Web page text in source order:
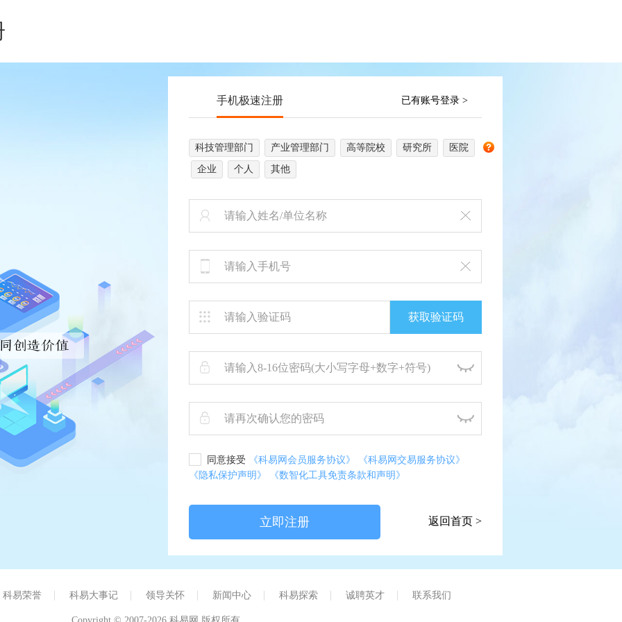
手机极速注册 已有账号登录 >
科技管理部门 产业管理部门 高等院校 研究所 医院
企业 个人 其他
获取验证码
同意接受 《科易网会员服务协议》
《科易网交易服务协议》
《隐私保护声明》
《数智化工具免责条款和声明》
立即注册 返回首页 >
科易荣誉 科易大事记 领导关怀 新闻中心 科易探索 诚聘英才 联系我们